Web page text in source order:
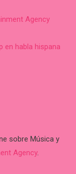
Agency
en habla hispana
sobre Música y
Agency.